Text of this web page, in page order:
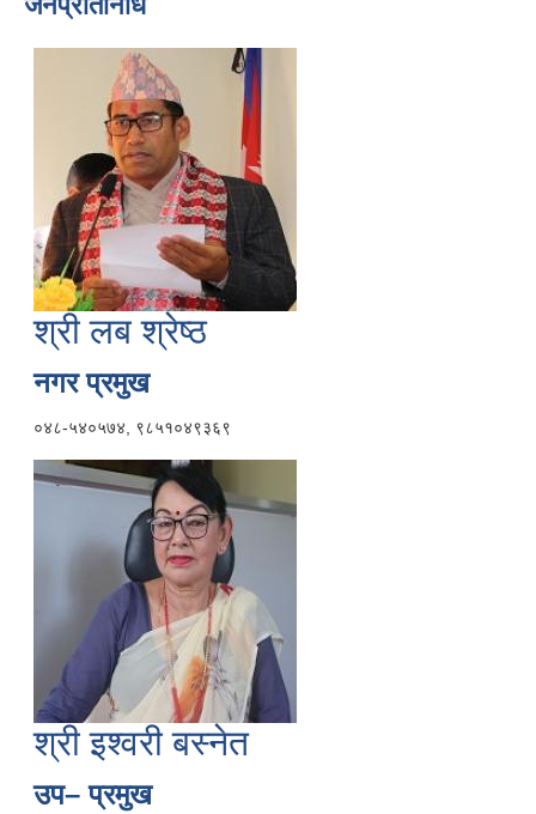
श्री लब श्रेष्ठ
नगर प्रमुख
०४८-५४०५७४, ९८५१०४९३६९
श्री इश्वरी बस्नेत
उप– प्रमुख